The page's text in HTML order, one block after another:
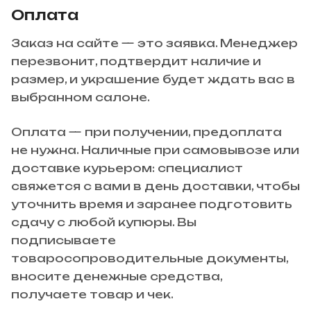
Оплата
Заказ на сайте — это заявка. Менеджер
перезвонит, подтвердит наличие и
размер, и украшение будет ждать вас в
выбранном салоне.
Оплата — при получении, предоплата
не нужна. Наличные при самовывозе или
доставке курьером: специалист
свяжется с вами в день доставки, чтобы
уточнить время и заранее подготовить
сдачу с любой купюры. Вы
подписываете
товаросопроводительные документы,
вносите денежные средства,
получаете товар и чек.